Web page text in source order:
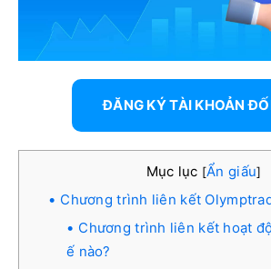
ĐĂNG KÝ TÀI KHOẢN
Mục lục [Ẩn giấu]
Chương trình liên kết
Chương trình liên kết hoạt
ế nào?